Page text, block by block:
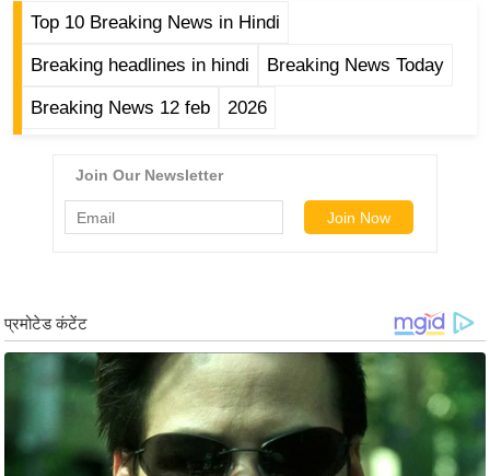
आ
ई
ध
र्म
ज्यो
ष
Top 10 Breaking News in Hindi
Breaking headlines in hindi Breaking News Today
Breaking News 12 feb 2026